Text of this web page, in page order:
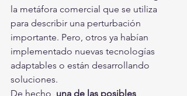
la metáfora comercial que se utiliza
para describir una perturbación
importante. Pero, otros ya habían
implementado nuevas tecnologías
adaptables o están desarrollando
soluciones.
De hecho, una de las posibles